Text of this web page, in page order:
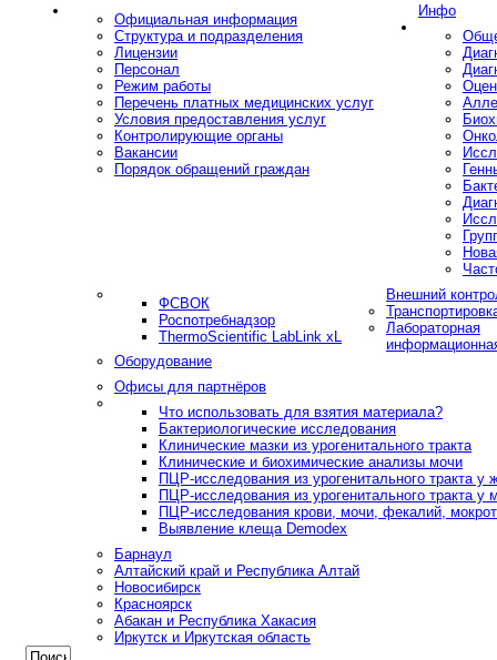
Инфо
Официальная информация
Структура и подразделения
Лицензии
Персонал
Режим работы
Перечень платных медицинских услуг
Условия предоставления услуг
Контролирующие органы
Вакансии
Порядок обращений граждан
Внешний
ФСВОК
Роспотребнадзор
ThermoScientific LabLink xL
Лабораторная
Оборудование
Офисы для партнёров
Что использовать для взятия материала?
Бактериологические исследования
Клинические мазки из урогенитального тракта
Клинические и биохимические анализы мочи
ПЦР-исследования из урогенитального тракта у
ПЦР-исследования из урогенитального тракта у
ПЦР-исследования крови, мочи, фекалий,
Выявление клеща Demodex
Барнаул
Алтайский край и Республика Алтай
Новосибирск
Красноярск
Абакан и Республика Хакасия
Иркутск и Иркутская область